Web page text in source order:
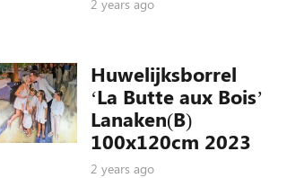
2 years ago
Huwelijksborrel
‘La Butte aux Bois’
Lanaken(B)
100x120cm 2023
2 years ago